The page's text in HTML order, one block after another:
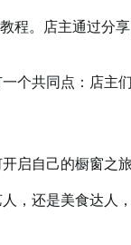
程。店主通过分
个共同点：店主
启自己的橱窗之
，还是美食达人